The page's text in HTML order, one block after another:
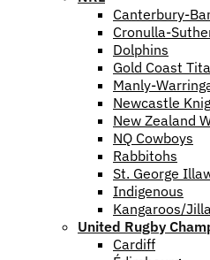
Canterbury-
Cronulla-
Dolphins
Gold Coast
Manly-
Newcastle
New Zealand
NQ Cowboys
Rabbitohs
St. George
Indigenous
Kangaroos/
United Rugby
Cardiff